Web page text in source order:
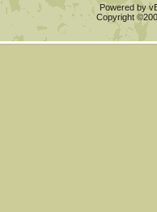
Powered by
Copyright